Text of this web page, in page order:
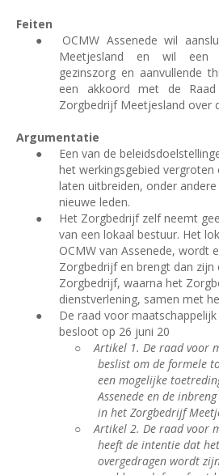
Feiten
●
OCMW Assenede wil
Meetjesland en wil een
gezinszorg en aanvullende
een akkoord met de
Zorgbedrijf Meetjesland over
Argumentatie
●
Een van de
het werkingsgebied vergroten
laten uitbreiden, onder
nieuwe leden.
●
Het Zorgbedrijf zelf neemt
van een lokaal bestuur. Het
OCMW van Assenede, wordt
Zorgbedrijf en brengt dan zijn
Zorgbedrijf, waarna het
dienstverlening, samen met
●
De raad voor
besloot op 26 juni 20
○
Artikel 1. De raad voor
beslist om de formele
een mogelijke
Assenede en de
in het Zorgbedrijf
○
Artikel 2. De raad voor
heeft de intentie dat
overgedragen wordt